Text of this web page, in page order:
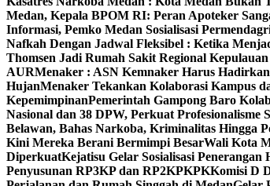
Medan, Kepala BPOM RI: Peran Apoteker
Informasi, Pemko Medan Sosialisasi
Nafkah Dengan Jadwal Fleksibel : Ketika
Thomsen Jadi Rumah Sakit Regional
AURMenaker : ASN Kemnaker Harus
HujanMenaker Tekankan Kolaborasi Kampus
KepemimpinanPemerintah Gampong Baro
Nasional dan 38 DPW, Perkuat Profesionalisme
Belawan, Bahas Narkoba, Kriminalitas Hingga
Kini Mereka Berani Bermimpi BesarWali Kota
DiperkuatKejatisu Gelar Sosialisasi
Penyusunan RP3KP dan RP2KPKPKKomisi D